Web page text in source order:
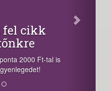
fel cikk
2000 Ft-tal is